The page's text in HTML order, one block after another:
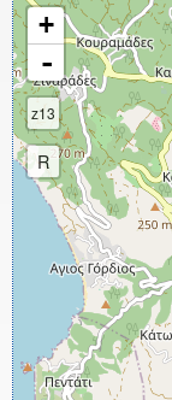
+
-
z13
R